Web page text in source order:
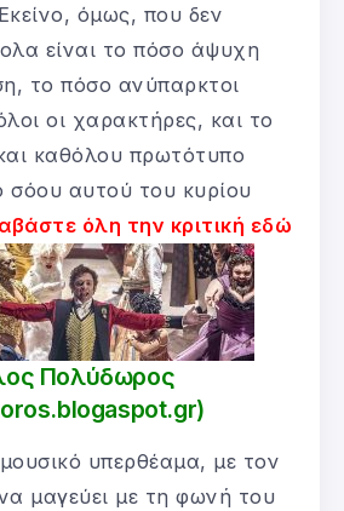
όμως, που δεν
είναι το πόσο άψυχη
το πόσο ανύπαρκτοι
οι χαρακτήρες, και το
καθόλου πρωτότυπο
σόου αυτού του κυρίου
όλη την κριτική εδώ
Πολύδωρος
υπερθέαμα, με τον
μαγεύει με τη φωνή του